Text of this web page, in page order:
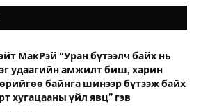
МакРэй “Уран бүтээлч байх нь
удаагийн амжилт биш, харин
байнга шинээр бүтээж байх
хугацааны үйл явц” гэв